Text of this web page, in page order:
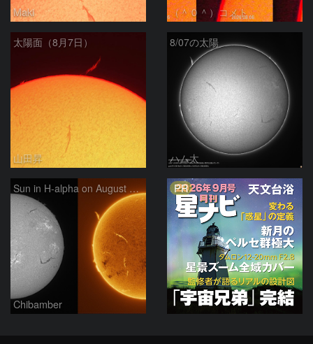
Maki （＾０＾）コメト
太陽面（8月7日）
山田昇
8/07の太陽
ハム太
Sun in H-alpha on August 7, 2026
Chibamber
PR